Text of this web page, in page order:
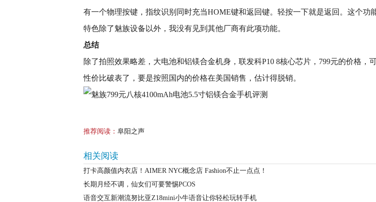
有一个物理按键，指纹识别同时充当HOME键和返回键。轻按一下就是返回。这个功
特色除了魅族设备以外，我没有见到其他厂商有此项功能。
总结
除了拍照效果略差，大电池和铝镁合金机身，联发科P10 8核心芯片，799元的价格，
性价比破表了，要是按照国内的价格在美国销售，估计得脱销。
推荐阅读： 阜阳之声
相关阅读
打卡高颜值内衣店！AIMER NYC概念店 Fashion不止一点点！
长期月经不调，仙女们可要警惕PCOS
语音交互新潮流努比亚Z18mini小牛语音让你轻松玩转手机